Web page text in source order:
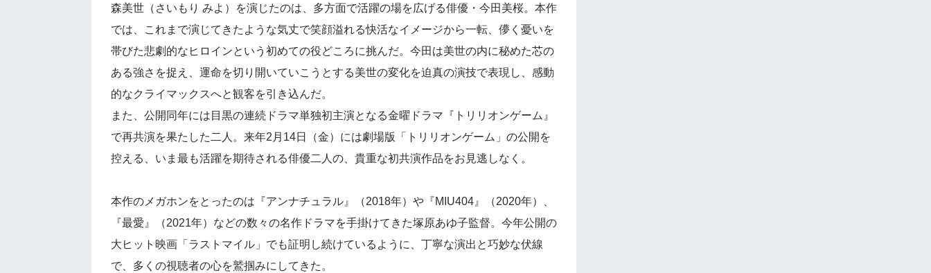
森美世（さいもり みよ）を演じたのは、多方面で活躍の場を広げる俳優・今田美桜。本作
では、これまで演じてきたような気丈で笑顔溢れる快活なイメージから一転、儚く憂いを
帯びた悲劇的なヒロインという初めての役どころに挑んだ。今田は美世の内に秘めた芯の
ある強さを捉え、運命を切り開いていこうとする美世の変化を迫真の演技で表現し、感動
的なクライマックスへと観客を引き込んだ。
また、公開同年には目黒の連続ドラマ単独初主演となる金曜ドラマ『トリリオンゲーム』
で再共演を果たした二人。来年2月14日（金）には劇場版「トリリオンゲーム」の公開を
控える、いま最も活躍を期待される俳優二人の、貴重な初共演作品をお見逃しなく。
本作のメガホンをとったのは『アンナチュラル』（2018年）や『MIU404』（2020年）、
『最愛』（2021年）などの数々の名作ドラマを手掛けてきた塚原あゆ子監督。今年公開の
大ヒット映画「ラストマイル」でも証明し続けているように、丁寧な演出と巧妙な伏線
で、多くの視聴者の心を鷲掴みにしてきた。